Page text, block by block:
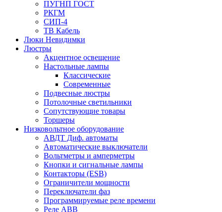
ПУГНП ГОСТ
РКГМ
СИП-4
ТВ Кабель
Люки Невидимки
Люстры
Акцентное освещение
Настольные лампы
Классические
Современные
Подвесные люстры
Потолочные светильники
Сопутствующие товары
Торшеры
Низковольтное оборудование
АВДT Диф. автоматы
Автоматические выключатели
Вольтметры и амперметры
Кнопки и сигнальные лампы
Контакторы (ESB)
Ограничители мощности
Переключатели фаз
Программируемые реле времени
Реле ABB